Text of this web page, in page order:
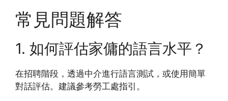
常見問題解答
1. 如何評估家傭的語言水平？
在招聘階段，透過中介進行語言測試，或使用簡單
對話評估。建議參考勞工處指引。